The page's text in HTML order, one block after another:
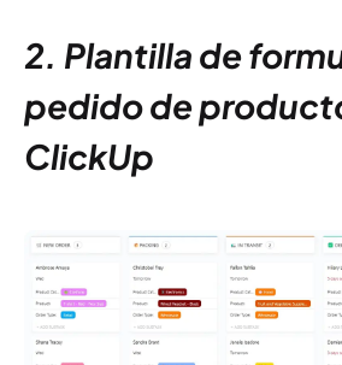
2. Plantilla de
pedido de
ClickUp